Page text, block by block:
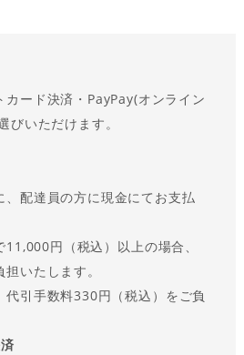
ード決済・PayPay(オンライン
びいただけます。
配達員の方に現金にてお支払
円（税込）以上の場合、
いたします。
引手数料330円（税込）をご負